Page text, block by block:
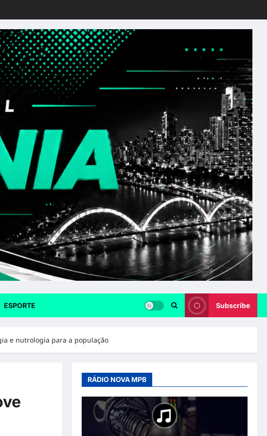
ESPORTE Subscribe
e nutrologia para a população
RÁDIO NOVA MPB